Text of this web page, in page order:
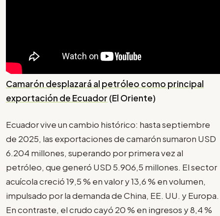
Camarón desplazará al petróleo como principal
exportación de Ecuador (El Oriente)
Ecuador vive un cambio histórico: hasta septiembre
de 2025, las exportaciones de camarón sumaron USD
6.204 millones, superando por primera vez al
petróleo, que generó USD 5.906,5 millones. El sector
acuícola creció 19,5 % en valor y 13,6 % en volumen,
impulsado por la demanda de China, EE. UU. y Europa.
En contraste, el crudo cayó 20 % en ingresos y 8,4 %